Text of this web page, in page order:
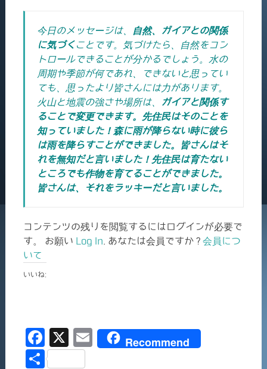
今日のメッセージは、
自然、ガイアとの関係
に気づくことです。気づけたら、自然をコン
トロールできることが分かるでしょう。水の
周期や季節が何であれ、できないと思ってい
ても、思ったより皆さんには力があります。
火山と地震の強さや場所は、
ガイアと関係す
ることで変更できます。先住民はそのことを
知っていました！森に雨が降らない時に彼ら
は雨を降らすことができました。皆さんはそ
れを無知だと言いました！先住民は育たない
ところでも作物を育てることができました。
皆さんは、それをラッキーだと言いました。
コンテンツの残りを閲覧するにはログインが必要で
す。 お願い Log In . あなたは会員ですか ? 会員につ
いて
いいね:
F
a
X
E
Recommend
共